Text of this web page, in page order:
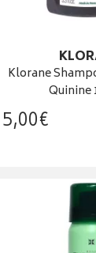
Klorane
Quinine
5,00€